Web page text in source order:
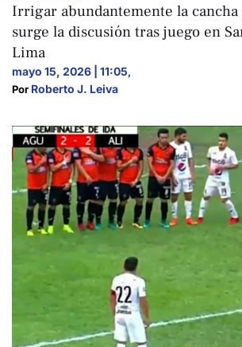
Irrigar abundantemente la cancha
surge la discusión tras juego en
Lima
mayo 15, 2026 | 11:05,
Por Roberto J. Leiva